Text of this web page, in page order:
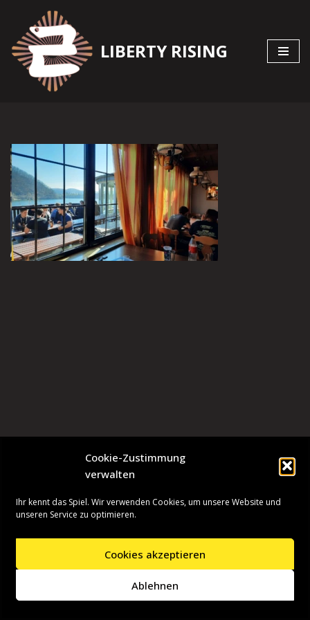
Cookie-Zustimmung
verwalten
Ihr kennt das Spiel. Wir verwenden Cookies, um unsere Website und
unseren Service zu optimieren.
Cookies akzeptieren
Ablehnen
Zum
Inhalt
springen
LIBERTY RISING
| Präsentiert vonWordPress
Presseinformationen